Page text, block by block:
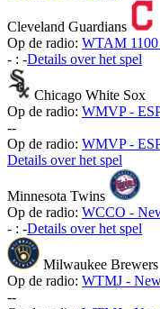
Cleveland Guardians
Op de radio: WTAM
- : -Details over het spel
Chicago White Sox
Op de radio: WMVP -
--
Op de radio: WMVP -
Details over het spel
Minnesota Twins
Op de radio: WCCO -
- : -Details over het spel
Milwaukee Brewers
Op de radio: WTMJ -
--